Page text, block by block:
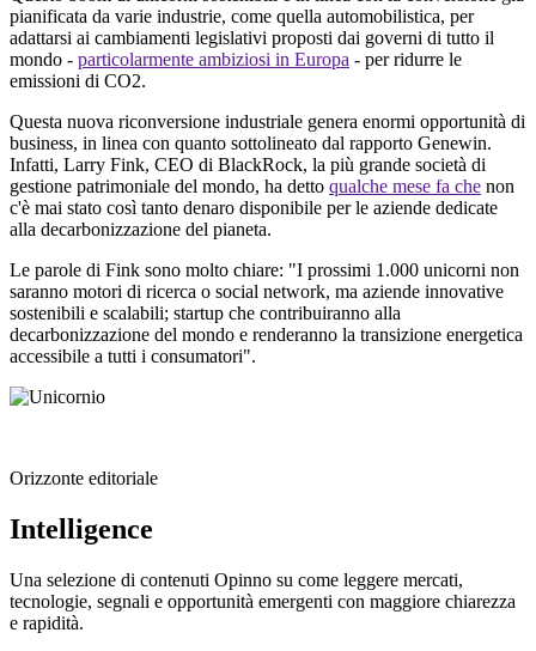
pianificata da varie industrie, come quella automobilistica, per
adattarsi ai cambiamenti legislativi proposti dai governi di tutto il
mondo - particolarmente ambiziosi in Europa - per ridurre le
emissioni di CO2.
Questa nuova riconversione industriale genera enormi opportunità di
business, in linea con quanto sottolineato dal rapporto Genewin.
Infatti, Larry Fink, CEO di BlackRock, la più grande società di
gestione patrimoniale del mondo, ha detto qualche mese fa che non
c'è mai stato così tanto denaro disponibile per le aziende dedicate
alla decarbonizzazione del pianeta.
Le parole di Fink sono molto chiare: "I prossimi 1.000 unicorni non
saranno motori di ricerca o social network, ma aziende innovative
sostenibili e scalabili; startup che contribuiranno alla
decarbonizzazione del mondo e renderanno la transizione energetica
accessibile a tutti i consumatori".
Orizzonte editoriale
Intelligence
Una selezione di contenuti Opinno su come leggere mercati,
tecnologie, segnali e opportunità emergenti con maggiore chiarezza
e rapidità.